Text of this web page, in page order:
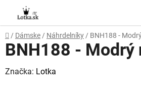
obsah
Domov
/ Dámske / Náhrdelníky / BNH188 -
BNH188 - Modrý
Značka: Lotka